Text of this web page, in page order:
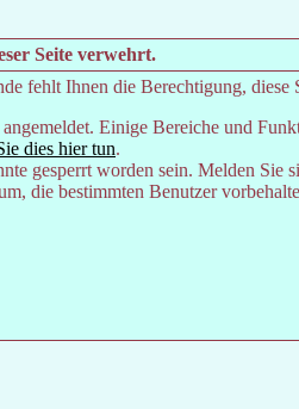
Seite verwehrt.
fehlt Ihnen die Berechtigung, diese
Einige Bereiche und
dies hier tun.
gesperrt worden sein. Melden Sie
die bestimmten Benutzer